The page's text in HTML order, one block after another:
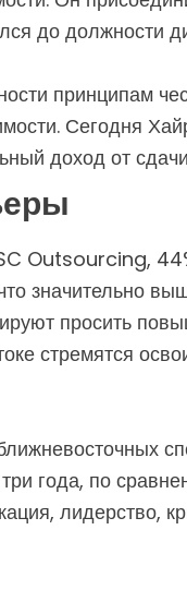
до должности
принципам
Сегодня
доход от
Outsourcing,
значительно
просить
стремятся
года, по
лидерство,